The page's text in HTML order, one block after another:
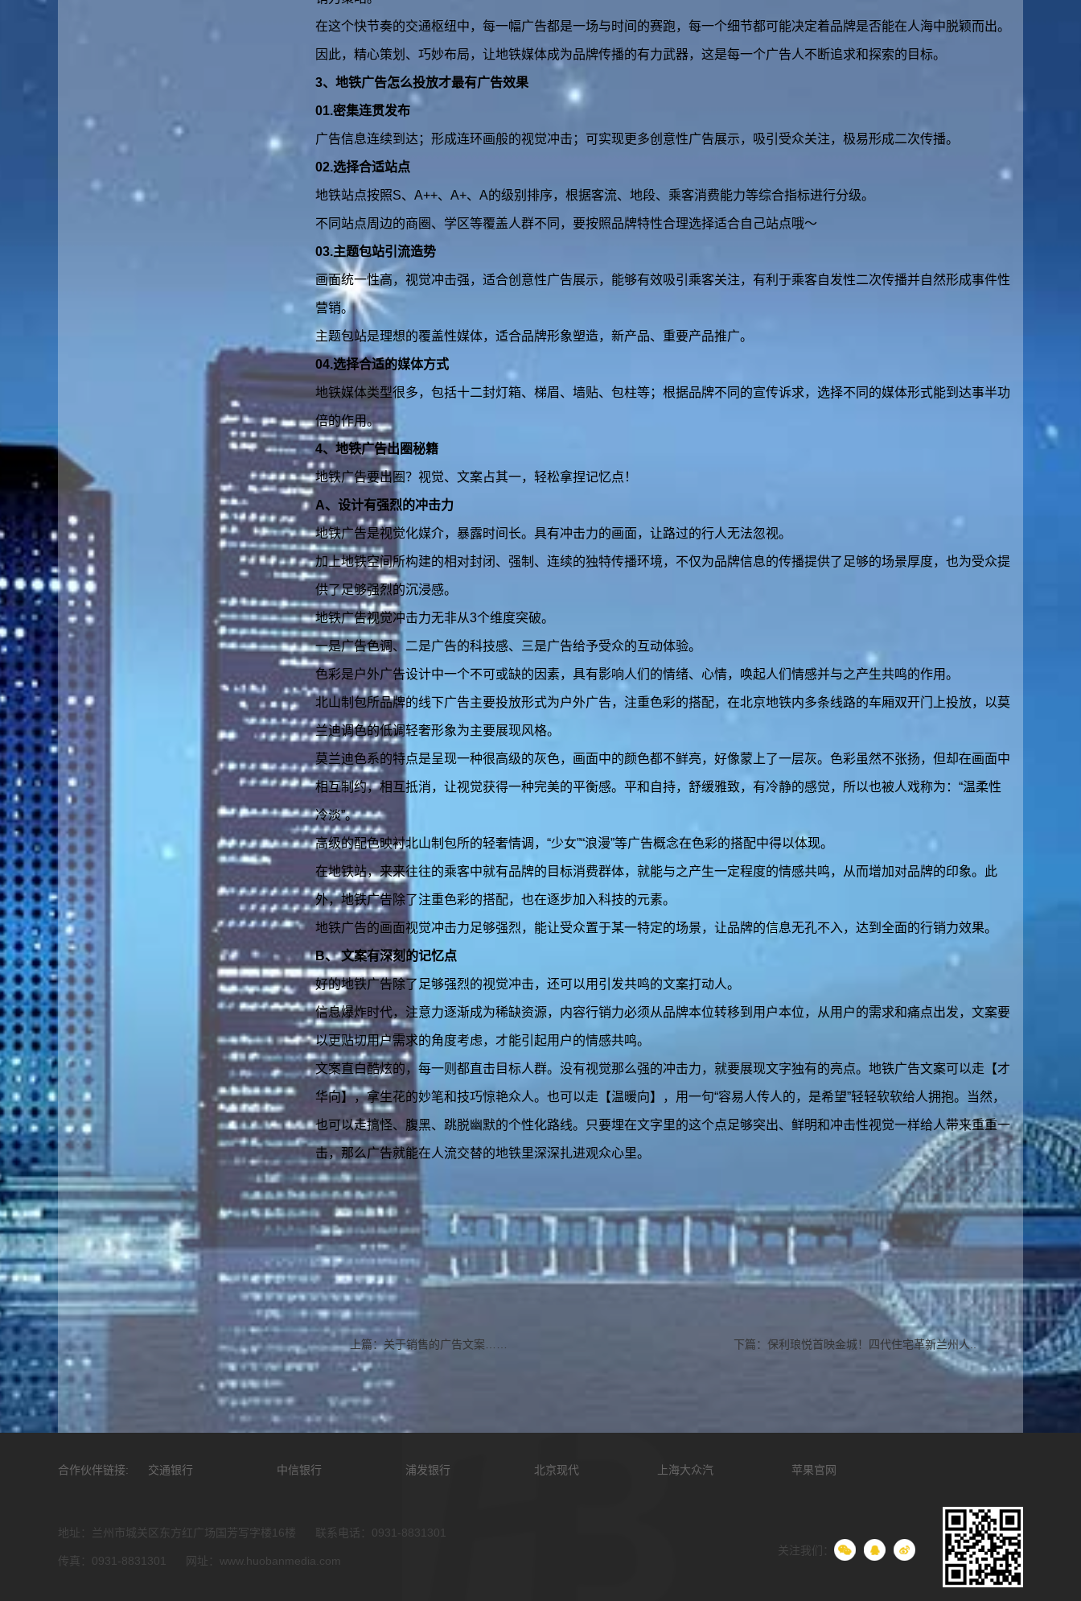
在这个快节奏的交通枢纽中，每一幅广告都是一场与时间的赛跑，每一个细节都可能决定着品牌是否能在人海中脱颖而出。
因此，精心策划、巧妙布局，让地铁媒体成为品牌传播的有力武器，这是每一个广告人不断追求和探索的目标。
3、地铁广告怎么投放才最有广告效果
01.密集连贯发布
广告信息连续到达；形成连环画般的视觉冲击；可实现更多创意性广告展示，吸引受众关注，极易形成二次传播。
02.选择合适站点
地铁站点按照S、A++、A+、A的级别排序，根据客流、地段、乘客消费能力等综合指标进行分级。
不同站点周边的商圈、学区等覆盖人群不同，要按照品牌特性合理选择适合自己站点哦～
03.主题包站引流造势
画面统一性高，视觉冲击强，适合创意性广告展示，能够有效吸引乘客关注，有利于乘客自发性二次传播并自然形成事件性
营销。
主题包站是理想的覆盖性媒体，适合品牌形象塑造，新产品、重要产品推广。
04.选择合适的媒体方式
地铁媒体类型很多，包括十二封灯箱、梯眉、墙贴、包柱等；根据品牌不同的宣传诉求，选择不同的媒体形式能到达事半功
倍的作用。
4、地铁广告出圈秘籍
地铁广告要出圈？视觉、文案占其一，轻松拿捏记忆点！
A、设计有强烈的冲击力
地铁广告是视觉化媒介，暴露时间长。具有冲击力的画面，让路过的行人无法忽视。
加上地铁空间所构建的相对封闭、强制、连续的独特传播环境，不仅为品牌信息的传播提供了足够的场景厚度，也为受众提
供了足够强烈的沉浸感。
地铁广告视觉冲击力无非从3个维度突破。
一是广告色调、二是广告的科技感、三是广告给予受众的互动体验。
色彩是户外广告设计中一个不可或缺的因素，具有影响人们的情绪、心情，唤起人们情感并与之产生共鸣的作用。
北山制包所品牌的线下广告主要投放形式为户外广告，注重色彩的搭配，在北京地铁内多条线路的车厢双开门上投放，以莫
兰迪调色的低调轻奢形象为主要展现风格。
莫兰迪色系的特点是呈现一种很高级的灰色，画面中的颜色都不鲜亮，好像蒙上了一层灰。色彩虽然不张扬，但却在画面中
相互制约，相互抵消，让视觉获得一种完美的平衡感。平和自持，舒缓雅致，有冷静的感觉，所以也被人戏称为：“温柔性
冷淡”。
高级的配色映衬北山制包所的轻奢情调，“少女”“浪漫”等广告概念在色彩的搭配中得以体现。
在地铁站，来来往往的乘客中就有品牌的目标消费群体，就能与之产生一定程度的情感共鸣，从而增加对品牌的印象。此
外，地铁广告除了注重色彩的搭配，也在逐步加入科技的元素。
地铁广告的画面视觉冲击力足够强烈，能让受众置于某一特定的场景，让品牌的信息无孔不入，达到全面的行销力效果。
B、 文案有深刻的记忆点
好的地铁广告除了足够强烈的视觉冲击，还可以用引发共鸣的文案打动人。
信息爆炸时代，注意力逐渐成为稀缺资源，内容行销力必须从品牌本位转移到用户本位，从用户的需求和痛点出发，文案要
以更贴切用户需求的角度考虑，才能引起用户的情感共鸣。
文案直白酷炫的，每一则都直击目标人群。没有视觉那么强的冲击力，就要展现文字独有的亮点。地铁广告文案可以走【才
华向】，拿生花的妙笔和技巧惊艳众人。也可以走【温暖向】，用一句“容易人传人的，是希望”轻轻软软给人拥抱。当然，
也可以走搞怪、腹黑、跳脱幽默的个性化路线。只要埋在文字里的这个点足够突出、鲜明和冲击性视觉一样给人带来重重一
击，那么广告就能在人流交替的地铁里深深扎进观众心里。
上篇：关于销售的广告文案…… 下篇： 保利琅悦首映金城！四代住宅革新兰州人..
合作伙伴链接:
招商银行 交通银行 中信银行 浦发银行 北京现代 上海大众汽 苹果官网
地址：兰州市城关区东方红广场国芳写字楼16楼 联系电话：0931-8831301
传真：0931-8831301 网址：www.huobanmedia.com
关注我们：